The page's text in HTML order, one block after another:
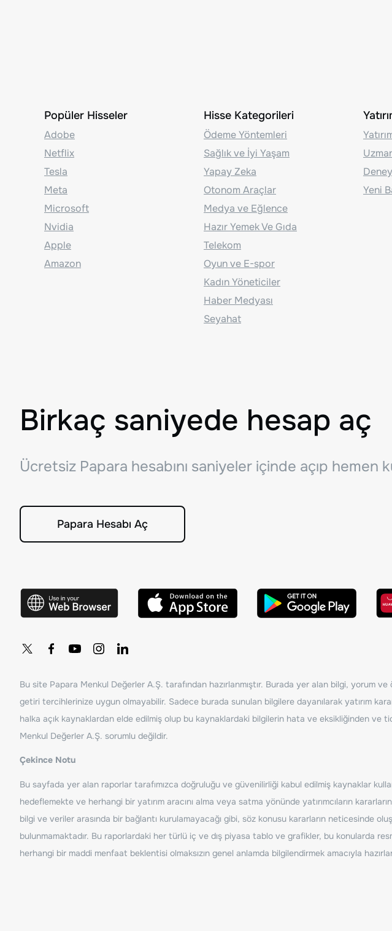
Popüler Hisseler
Adobe
Netflix
Tesla
Meta
Microsoft
Nvidia
Apple
Amazon
Hisse Kategorileri
Ödeme Yöntemleri
Sağlık ve İyi Yaşam
Yapay Zeka
Otonom Araçlar
Medya ve Eğlence
Hazır Yemek Ve Gıda
Telekom
Oyun ve E-spor
Kadın Yöneticiler
Haber Medyası
Seyahat
Yeni
Birkaç saniyede hesap aç
Ücretsiz Papara hesabını saniyeler içinde açıp hemen
Papara Hesabı Aç
Bu site Papara Menkul Değerler A.Ş. tarafından hazırlanmıştır. Burada yer alan bilgi, yorum
getiri tercihlerinize uygun olmayabilir. Sadece burada sunulan bilgilere dayanılarak yatırım
halka açık kaynaklardan elde edilmiş olup bu kaynaklardaki bilgilerin hata ve eksikliğinden ve
Menkul Değerler A.Ş. sorumlu değildir.
Çekince Notu
Bu sayfada yer alan raporlar tarafımızca doğruluğu ve güvenilirliği kabul edilmiş kaynaklar
hedeflemekte ve herhangi bir yatırım aracını alma veya satma yönünde yatırımcıların
bilgi ve veriler arasında bir bağlantı kurulamayacağı gibi, söz konusu kararların neticesinde
bulunmamaktadır. Bu raporlardaki her türlü iç ve dış piyasa tablo ve grafikler, bu konularda
herhangi bir maddi menfaat beklentisi olmaksızın genel anlamda bilgilendirmek amacıyla